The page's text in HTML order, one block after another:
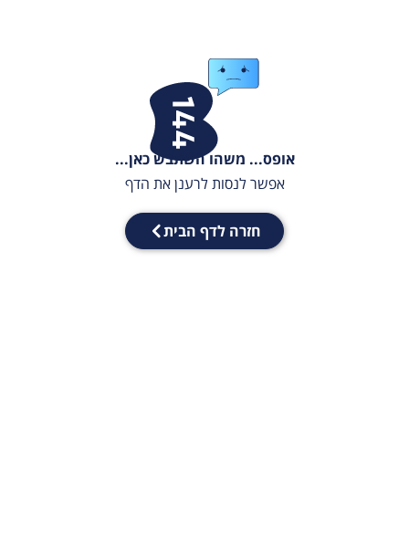
אופס... משהו השתבש כאן...
אפשר לנסות לרענן את הדף
חזרה לדף הבית